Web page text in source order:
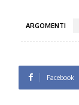
ARGOMENTI
Facebook